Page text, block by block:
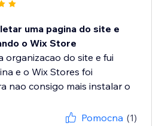
uma pagina do site e
o Wix Store
organizacao do site e fui
e o Wix Stores foi
nao consigo mais instalar o
Pomocna (1)